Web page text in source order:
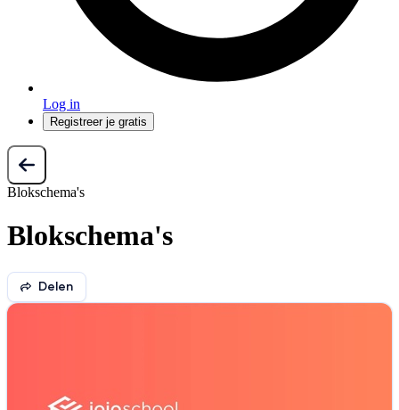
Log in
Registreer je gratis
Blokschema's
Blokschema's
Delen